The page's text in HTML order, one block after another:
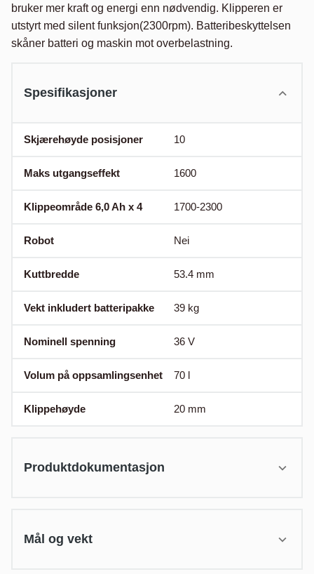
bruker mer kraft og energi enn nødvendig. Klipperen er
utstyrt med silent funksjon(2300rpm). Batteribeskyttelsen
Spesifikasjoner
Skjærehøyde posisjoner 10
Maks utgangseffekt 1600
Klippeområde 6,0 Ah x 4 1700-2300
Robot Nei
Kuttbredde 53.4 mm
Vekt inkludert batteripakke 39 kg
Nominell spenning 36 V
Volum på oppsamlingsenhet 70 l
Klippehøyde 20 mm
Produktdokumentasjon
Mål og vekt